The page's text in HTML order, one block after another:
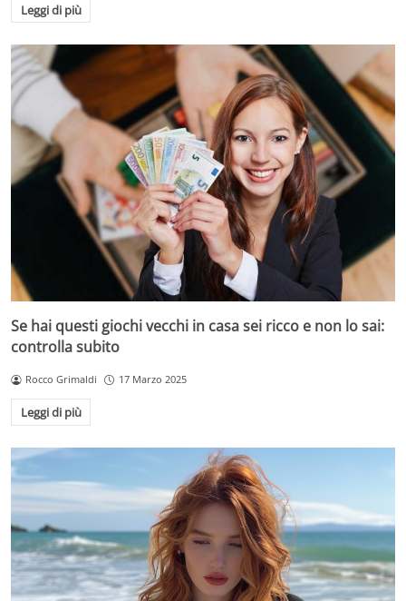
Leggi di più
Se hai questi giochi vecchi in casa sei ricco e non lo sai:
controlla subito
Rocco Grimaldi 17 Marzo 2025
Leggi di più